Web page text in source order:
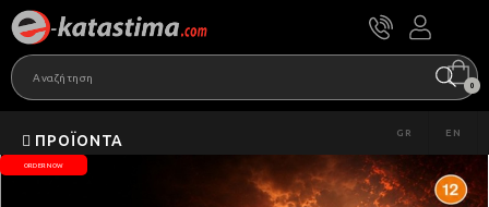
0
ΠΡΟΪΌΝΤΑ GR EN
ORDER NOW